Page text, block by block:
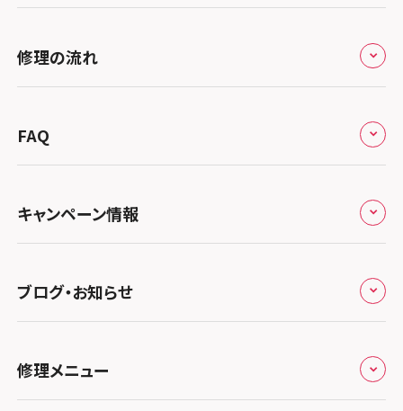
スマホスピタル三軒茶屋
スマホスピタル 新宿
スマホスピタル 自由が丘
スマホスピタルオリナス錦糸町
スマホスピタル テルル成増
スマホスピタル八王子
スマホスピタル 京都宇治
スマホスピタル by デジホ 姫路キャスパ
スマホスピタル伊丹
スマホスピタル奈良生駒
スマホスピタル和歌山
スマホスピタル大丸札幌
関東
スマホスピタル宇都宮
スマホスピタル 高崎
スマホスピタル鴻巣
スマホスピタル テルル三芳
スマホスピタル 熊谷
スマホスピタル ゲオデジタルベース川口元郷
スマホスピタル埼玉大宮
スマホスピタル テルル蒲生
スマホスピタル テルル新越谷
北陸・甲信越
スマホスピタルアル・プラザ小松
スマホスピタル 北陸総合修理センター
スマホスピタル 長野
東海
スマホスピタル岐阜
スマホスピタル 浜松
スマホスピタル静岡パルコ
スマホスピタル 藤枝
スマホスピタル名古屋駅前
スマホスピタル名古屋金山
関西
スマホスピタル 大阪梅田
スマホスピタル by デジホ 梅田地下（うめちか）
スマホスピタル京橋
スマホスピタル難波
中国・四国
スマホスピタル岡山駅前
スマホスピタル西条
スマホスピタル by デジホ マークイズ福岡もも
ち
スマホスピタル福岡天神
会社概要
総務省登録業者
特定商取引法に関する表記
プライバシーポリシー
郵送修理依頼
修理の流れ
郵送修理の流れ
FAQ
キャンペーン情報
キャンペーン一覧
ブログ・お知らせ
お知らせ
修理メニュー